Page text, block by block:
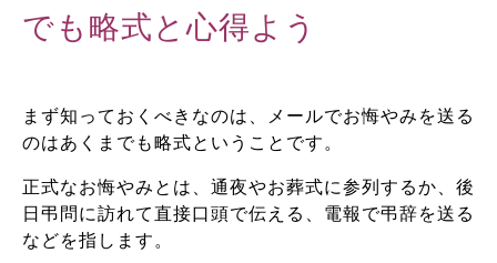
でも略式と心得よう
まず知っておくべきなのは、メールでお悔やみを送る
のはあくまでも略式ということです。
正式なお悔やみとは、通夜やお葬式に参列するか、後
日弔問に訪れて直接口頭で伝える、電報で弔辞を送る
などを指します。